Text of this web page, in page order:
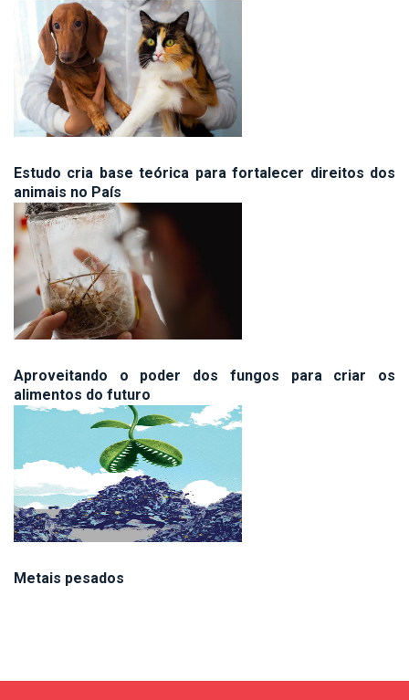
Estudo cria base teórica para fortalecer direitos dos
animais no País
Aproveitando o poder dos fungos para criar os
alimentos do futuro
Metais pesados